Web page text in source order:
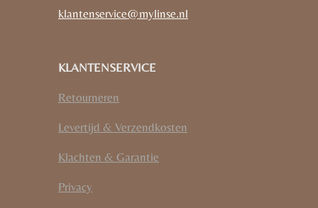
klantenservice@mylinse.nl
KLANTENSERVICE
Retourneren
Levertijd & Verzendkosten
Klachten & Garantie
Privacy